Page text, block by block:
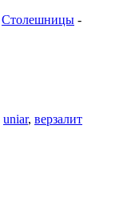
Столешницы -
uniar, верзалит